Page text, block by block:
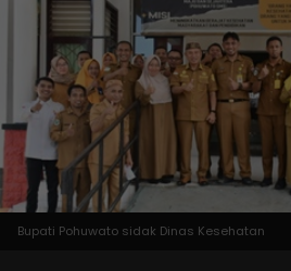
Bupati Pohuwato sidak Dinas Kesehatan